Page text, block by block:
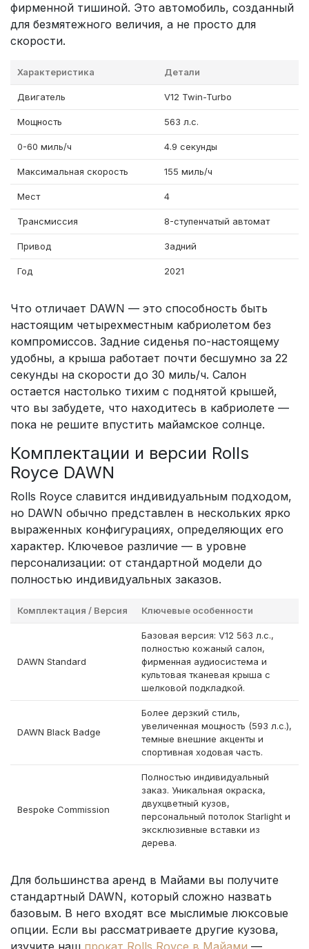
фирменной тишиной. Это автомобиль, созданный
для безмятежного величия, а не просто для
скорости.
Характеристика Детали
Двигатель V12 Twin-Turbo
Мощность 563 л.с.
0-60 миль/ч 4.9 секунды
Максимальная скорость 155 миль/ч
Мест 4
Трансмиссия 8-ступенчатый автомат
Привод Задний
Год 2021
Что отличает DAWN — это способность быть
настоящим четырехместным кабриолетом без
компромиссов. Задние сиденья по-настоящему
удобны, а крыша работает почти бесшумно за 22
секунды на скорости до 30 миль/ч. Салон
остается настолько тихим с поднятой крышей,
что вы забудете, что находитесь в кабриолете —
пока не решите впустить майамское солнце.
Комплектации и версии Rolls
Royce DAWN
Rolls Royce славится индивидуальным подходом,
но DAWN обычно представлен в нескольких ярко
выраженных конфигурациях, определяющих его
характер. Ключевое различие — в уровне
персонализации: от стандартной модели до
полностью индивидуальных заказов.
Комплектация / Версия Ключевые особенности
DAWN Standard
Базовая версия: V12 563 л.с.,
полностью кожаный салон,
фирменная аудиосистема и
культовая тканевая крыша с
шелковой подкладкой.
DAWN Black Badge
Более дерзкий стиль,
увеличенная мощность (593 л.с.),
темные внешние акценты и
спортивная ходовая часть.
Bespoke Commission
Полностью индивидуальный
заказ. Уникальная окраска,
двухцветный кузов,
персональный потолок Starlight и
эксклюзивные вставки из
дерева.
Для большинства аренд в Майами вы получите
стандартный DAWN, который сложно назвать
базовым. В него входят все мыслимые люксовые
опции. Если вы рассматриваете другие кузова,